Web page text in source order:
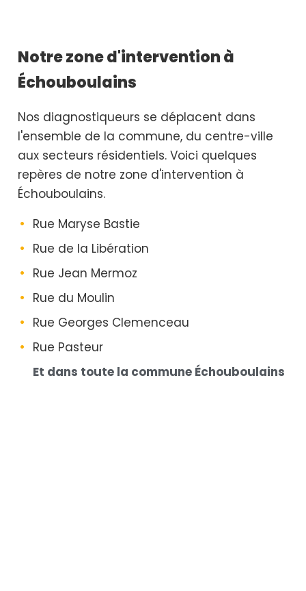
Notre zone d'intervention à
Échouboulains
Nos diagnostiqueurs se déplacent dans
l'ensemble de la commune, du centre-ville
aux secteurs résidentiels. Voici quelques
repères de notre zone d'intervention à
Échouboulains.
Rue Maryse Bastie
Rue de la Libération
Rue Jean Mermoz
Rue du Moulin
Rue Georges Clemenceau
Rue Pasteur
Et dans toute la commune Échouboulains